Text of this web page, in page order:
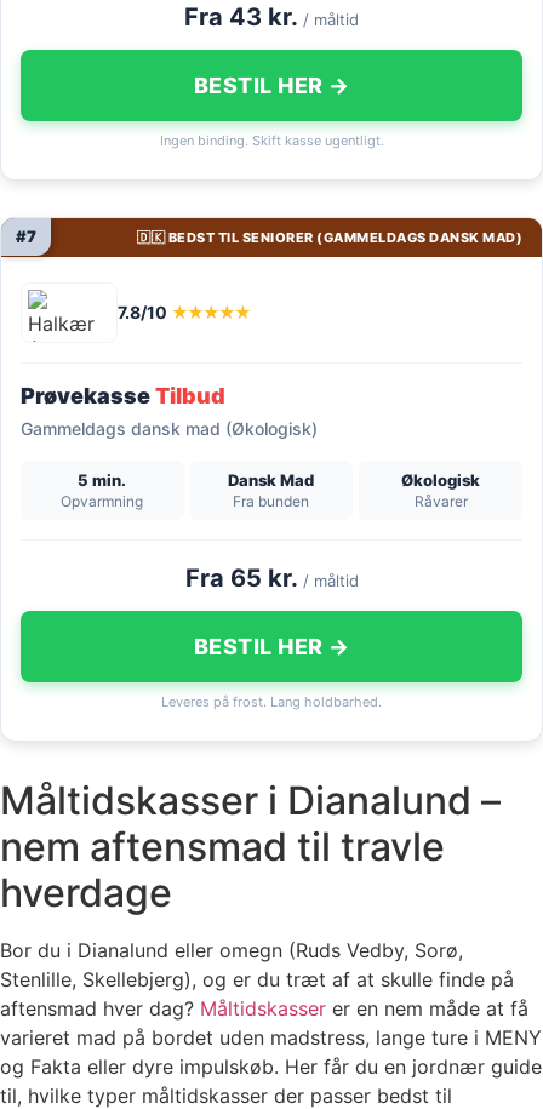
Fra 43 kr. / måltid
BESTIL HER →
Ingen binding. Skift kasse ugentligt.
🇩🇰 BEDST TIL SENIORER (GAMMELDAGS DANSK MAD)
#7
7.8/10 ★★★★★
PrøvekasseTilbud
Gammeldags dansk mad (Økologisk)
5 min.
Opvarmning
Dansk Mad
Fra bunden
Økologisk
Råvarer
Fra 65 kr. / måltid
BESTIL HER →
Leveres på frost. Lang holdbarhed.
Måltidskasser i Dianalund –
nem aftensmad til travle
hverdage
Bor du i Dianalund eller omegn (Ruds Vedby, Sorø,
Stenlille, Skellebjerg), og er du træt af at skulle finde på
aftensmad hver dag? Måltidskasser er en nem måde at få
varieret mad på bordet uden madstress, lange ture i MENY
og Fakta eller dyre impulskøb. Her får du en jordnær guide
til, hvilke typer måltidskasser der passer bedst til